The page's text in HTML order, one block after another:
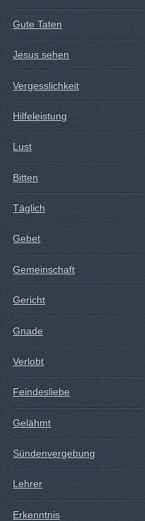
Gute Taten
Jesus sehen
Vergesslichkeit
Hilfeleistung
Lust
Bitten
Täglich
Gebet
Gemeinschaft
Gericht
Gnade
Verlobt
Feindesliebe
Gelähmt
Sündenvergebung
Lehrer
Erkenntnis